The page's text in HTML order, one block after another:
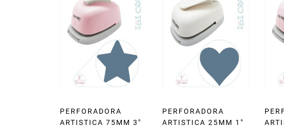
PERFORADORA
ARTISTICA 75MM 3″
PERFORADORA
ARTISTICA 25MM 1″